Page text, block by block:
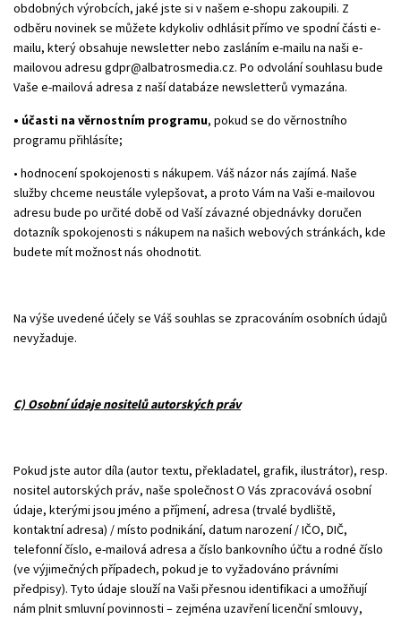
obdobných výrobcích, jaké jste si v našem e-shopu zakoupili. Z
odběru novinek se můžete kdykoliv odhlásit přímo ve spodní části e-
mailu, který obsahuje newsletter nebo zasláním e-mailu na naši e-
mailovou adresu gdpr@albatrosmedia.cz. Po odvolání souhlasu bude
Vaše e-mailová adresa z naší databáze newsletterů vymazána.
• účasti na věrnostním programu, pokud se do věrnostního
programu přihlásíte;
• hodnocení spokojenosti s nákupem. Váš názor nás zajímá. Naše
služby chceme neustále vylepšovat, a proto Vám na Vaši e-mailovou
adresu bude po určité době od Vaší závazné objednávky doručen
dotazník spokojenosti s nákupem na našich webových stránkách, kde
budete mít možnost nás ohodnotit.
Na výše uvedené účely se Váš souhlas se zpracováním osobních údajů
nevyžaduje.
C) Osobní údaje nositelů autorských práv
Pokud jste autor díla (autor textu, překladatel, grafik, ilustrátor), resp.
nositel autorských práv, naše společnost O Vás zpracovává osobní
údaje, kterými jsou jméno a příjmení, adresa (trvalé bydliště,
kontaktní adresa) / místo podnikání, datum narození / IČO, DIČ,
telefonní číslo, e-mailová adresa a číslo bankovního účtu a rodné číslo
(ve výjimečných případech, pokud je to vyžadováno právními
předpisy). Tyto údaje slouží na Vaši přesnou identifikaci a umožňují
nám plnit smluvní povinnosti – zejména uzavření licenční smlouvy,